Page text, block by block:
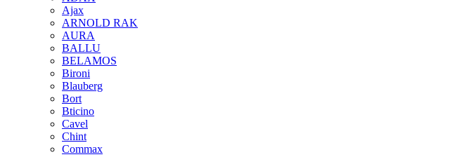
Ajax
ARNOLD RAK
AURA
BALLU
BELAMOS
Bironi
Blauberg
Bort
Bticino
Cavel
Chint
Commax